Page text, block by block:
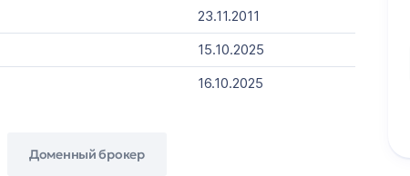
23.11.2011
15.10.2025
16.10.2025
Доменный брокер